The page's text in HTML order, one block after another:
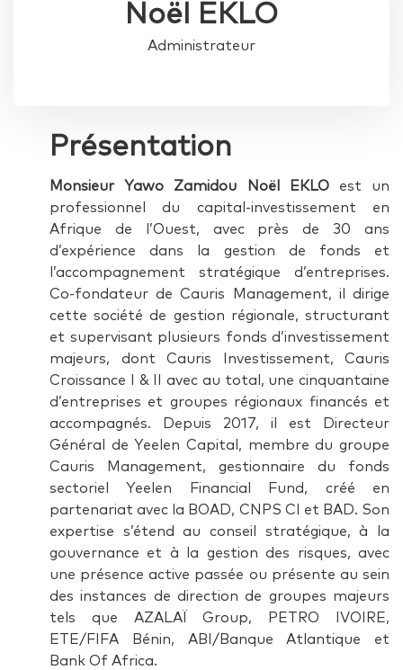
Noël EKLO
Administrateur
Présentation
Monsieur Yawo Zamidou Noël EKLOest un
professionnel du capital-investissement en
Afrique de l’Ouest, avec près de 30 ans
d’expérience dans la gestion de fonds et
l’accompagnement stratégique d’entreprises.
Co-fondateur de Cauris Management, il dirige
cette société de gestion régionale, structurant
et supervisant plusieurs fonds d’investissement
majeurs, dont Cauris Investissement, Cauris
Croissance I & II avec au total, une cinquantaine
d’entreprises et groupes régionaux financés et
accompagnés. Depuis 2017, il est Directeur
Général de Yeelen Capital, membre du groupe
Cauris Management, gestionnaire du fonds
sectoriel Yeelen Financial Fund, créé en
partenariat avec la BOAD, CNPS CI et BAD. Son
expertise s’étend au conseil stratégique, à la
gouvernance et à la gestion des risques, avec
une présence active passée ou présente au sein
des instances de direction de groupes majeurs
tels que AZALAÏ Group, PETRO IVOIRE,
ETE/FIFA Bénin, ABI/Banque Atlantique et
Bank Of Africa.